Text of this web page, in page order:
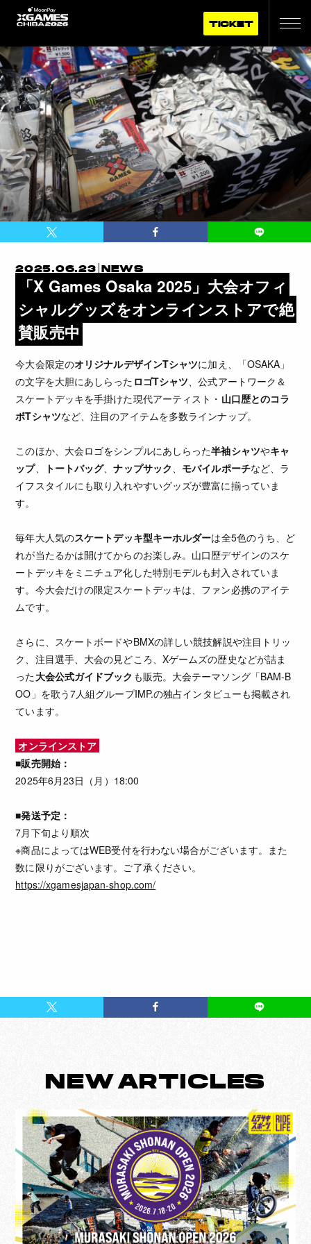
TICKET
2025.06.23 NEWS
「X Games Osaka 2025」大会オフィ
シャルグッズをオンラインストアで絶
賛販売中
今大会限定のオリジナルデザインTシャツに加え、「OSAKA」
の文字を大胆にあしらった ロゴTシャツ 、公式アートワーク＆
スケートデッキを手掛けた現代アーティスト・ 山口歴とのコラ
ボTシャツなど、注目のアイテムを多数ラインナップ。
このほか、大会ロゴをシンプルにあしらった半袖シャツやキャ
ップ、 トートバッグ、ナップサック モバイルポーチなど、ラ
イフスタイルにも取り入れやすいグッズが豊富に揃っていま
す。
毎年大人気のスケートデッキ型キーホルダーは全5色のうち、ど
れが当たるかは開けてからのお楽しみ。山口歴デザインのスケ
ートデッキをミニチュア化した特別モデルも封入されていま
す。今大会だけの限定スケートデッキは、ファン必携のアイテ
ムです。
さらに、スケートボードやBMXの詳しい競技解説や注目トリッ
ク、注目選手、大会の見どころ、Xゲームズの歴史などが詰ま
った大会公式ガイドブック も販売。大会テーマソング「BAM-B
OO」を歌う7人組グループIMP.の独占インタビューも掲載され
ています。
オンラインストア
■販売開始：
2025年6月23日（月）18:00
■発送予定：
7月下旬より順次
※商品によってはWEB受付を行わない場合がございます。また
数に限りがございます。ご了承ください。
https://xgamesjapan-shop.com/
NEWARTICLES